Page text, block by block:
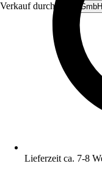
Verkauf durch: B&L GmbH
Lieferzeit ca. 7-8